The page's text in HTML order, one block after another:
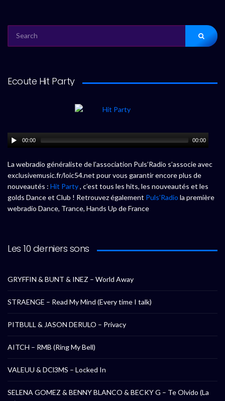
FOR:
Ecoute Hit Party
00:00 00:00
La webradio généraliste de l’association Puls’Radio s’associe avec
exclusivemusic.fr/loic54.net pour vous garantir encore plus de
nouveautés : Hit Party, c’est tous les hits, les nouveautés et les
golds Dance et Club ! Retrouvez également Puls’Radio la première
webradio Dance, Trance, Hands Up de France
Les 10 derniers sons
GRYFFIN & BUNT & INEZ – World Away
STRAENGE – Read My Mind (Every time I talk)
PITBULL & JASON DERULO – Privacy
AITCH – RMB (Ring My Bell)
VALEUU & DCl3MS – Locked In
SELENA GOMEZ & BENNY BLANCO & BECKY G – Te Olvido (La